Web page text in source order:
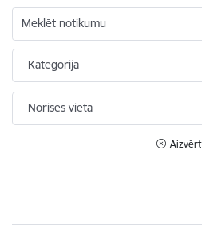
Meklēt notikumu
Kategorija
Norises vieta
Aizvērt